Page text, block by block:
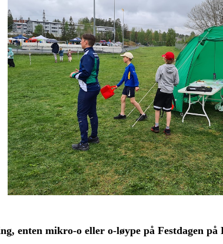
enten mikro-o eller o-løype på Festdagen på